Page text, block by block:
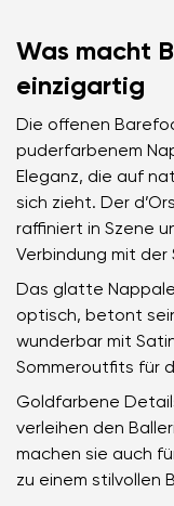
Was macht
einzigartig
Die offenen
puderfarbenem
Eleganz, die auf
sich zieht. Der
raffiniert in Szene
Verbindung mit der
Das glatte
optisch, betont
wunderbar mit
Sommeroutfits für
Goldfarbene
verleihen den
machen sie auch
zu einem stilvollen